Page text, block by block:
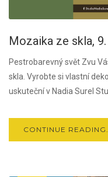
Mozaika ze skla,
Pestrobarevný svět Zvu
skla. Vyrobte si vlastní
uskuteční v Nadia Surel
CONTINUE